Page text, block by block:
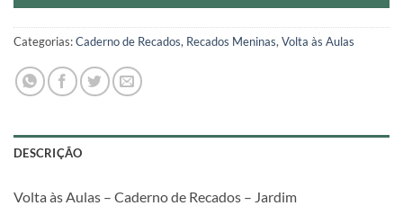
Categorias:Caderno de Recados, Recados Meninas, Volta às Aulas
DESCRIÇÃO
Volta às Aulas – Caderno de Recados – Jardim